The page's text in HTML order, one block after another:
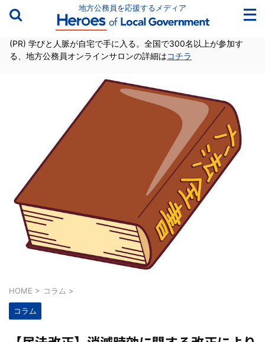
地方公務員を応援するメディア
(PR) 学びと人脈が自宅で手に入る。全国で300名以上が参加す
る、地方公務員オンラインサロンの詳細はコチラ
HOME > コラム >
コラム